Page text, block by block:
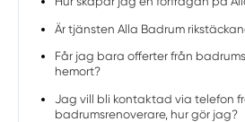
Är tjänsten Alla Badrum
Får jag bara offerter från
hemort?
Jag vill bli kontaktad via telefon
badrumsrenoverare, hur gör jag?